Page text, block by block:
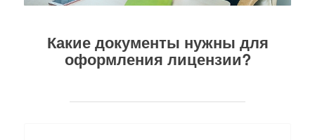
Какие документы нужны для
оформления лицензии?